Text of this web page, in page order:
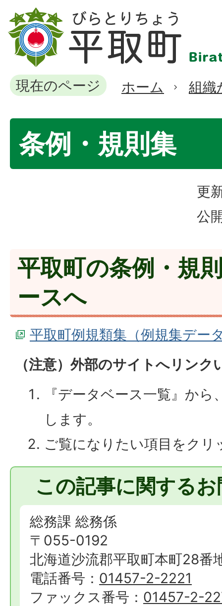
現在のページ ホーム 組織
条例・規則集
更
公
平取町の条例・規
ースへ
平取町例規類集（例規集デー
（注意）外部のサイトへリンク
『データベース一覧』か
します。
ご覧になりたい項目をクリ
この記事に関する
総務課 総務係
〒055-0192
北海道沙流郡平取町本町28番
電話番号： 01457-2-2221
ファックス番号： 01457-2-